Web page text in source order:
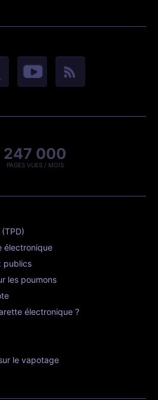
247 000
PAGES VUES / MOIS
électronique
publics
les poumons
électronique ?
le vapotage